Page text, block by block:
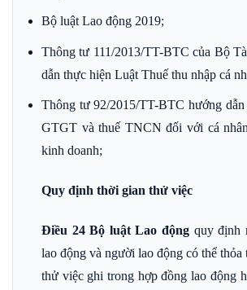
Bộ luật Lao động 2019;
Thông tư 111/2013/TT-BTC của Bộ
dẫn thực hiện Luật Thuế thu nhập cá
Thông tư 92/2015/TT-BTC hướng
GTGT và thuế TNCN đối với cá
kinh doanh;
Quy định thời gian thử việc
Điều 24 Bộ luật Lao động quy định
lao động và người lao động có thể thỏa
thử việc ghi trong hợp đồng lao động